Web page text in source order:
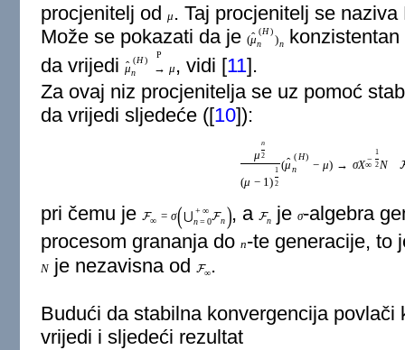
procjenitelj od μ . Taj procjenitelj se
Može se pokazati da je (ˆ
μ
( H)
n
)n
da vrijedi ˆ
μ
(H)
n
P
→ μ , vidi [11] .
Za ovaj niz procjenitelja se uz pomoć
da vrijedi sljedeće ([10]):
μ
n
2
(μ − 1 )
1
2
(ˆ
μ
( H)
n
− μ) → σX −
1
2
∞ N
pri čemu je F∞ = σ(⋃ + ∞
n= 0Fn), a Fn jeσ-algebra
procesom grananja do n-te generacije, to
Nje nezavisna od F∞.
Budući da stabilna konvergencija povlači
vrijedi i sljedeći rezultat